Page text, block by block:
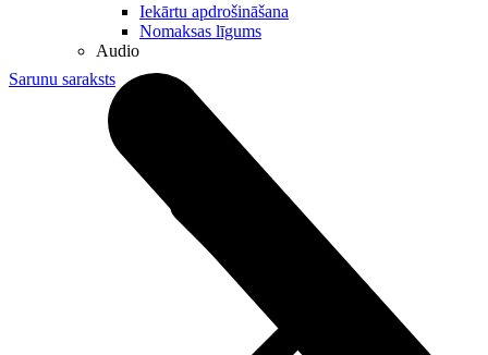
Iekārtu apdrošināšana
Nomaksas līgums
Audio
Sarunu saraksts